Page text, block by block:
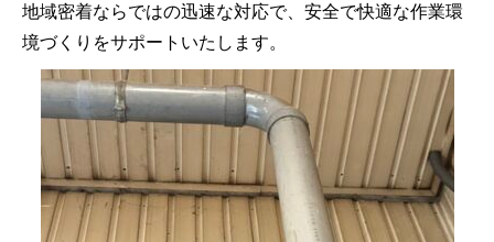
地域密着ならではの迅速な対応で、安全で快適な作業環
境づくりをサポートいたします。